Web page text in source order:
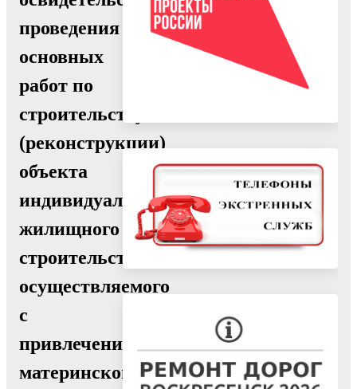
проведения
основных
работ по
строительству
(реконструкции)
объекта
индивидуального
жилищного
строительства,
осуществляемого
с
привлечением
материнского